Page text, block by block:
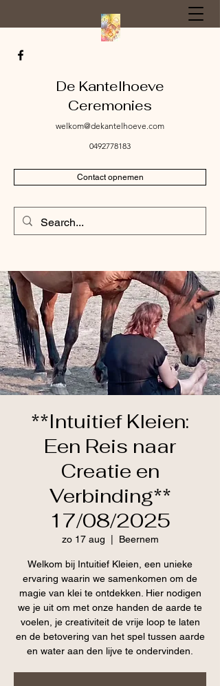
De Kantelhoeve
Ceremonies
welkom@dekantelhoeve.com
0492778183
Contact opnemen
**Intuitief Kleien:
Een Reis naar
Creatie en
Verbinding**
17/08/2025
zo 17 aug Beernem
Welkom bij Intuitief Kleien, een unieke
ervaring waarin we samenkomen om de
magie van klei te ontdekken. Hier nodigen
we je uit om met onze handen de aarde te
voelen, je creativiteit de vrije loop te laten
en de betovering van het spel tussen aarde